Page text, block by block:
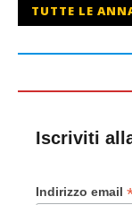
TUTTE LE
Iscriviti
Indirizzo email